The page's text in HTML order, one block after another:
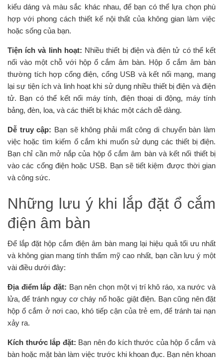
kiểu dáng và màu sắc khác nhau, để bạn có thể lựa chọn phù
hợp với phong cách thiết kế nội thất của không gian làm việc
hoặc sống của bạn.
Tiện ích và linh hoạt: Nhiều thiết bị điện và điện tử có thể kết
nối vào một chỗ với hộp ổ cắm âm bàn. Hộp ổ cắm âm bàn
thường tích hợp cổng điện, cổng USB và kết nối mạng, mang
lại sự tiện ích và linh hoạt khi sử dụng nhiều thiết bị điện và điện
tử. Bạn có thể kết nối máy tính, điện thoại di động, máy tính
bảng, đèn, loa, và các thiết bị khác một cách dễ dàng.
Dễ truy cập: Bạn sẽ không phải mất công di chuyển bàn làm
việc hoặc tìm kiếm ổ cắm khi muốn sử dụng các thiết bị điện.
Bạn chỉ cần mở nắp của hộp ổ cắm âm bàn và kết nối thiết bị
vào các cổng điện hoặc USB. Bạn sẽ tiết kiệm được thời gian
và công sức.
Những lưu ý khi lắp đặt ổ cắm
điện âm bàn
Để lắp đặt hộp cắm điện âm bàn mang lại hiệu quả tối ưu nhất
và không gian mang tính thẩm mỹ cao nhất, bạn cần lưu ý một
vài điều dưới đây:
Địa điểm lắp đặt: Bạn nên chọn một vị trí khô ráo, xa nước và
lửa, để tránh nguy cơ cháy nổ hoặc giật điện. Bạn cũng nên đặt
hộp ổ cắm ở nơi cao, khó tiếp cận của trẻ em, để tránh tai nạn
xảy ra.
Kích thước lắp đặt: Bạn nên đo kích thước của hộp ổ cắm và
bàn hoặc mặt bàn làm việc trước khi khoan đục. Bạn nên khoan